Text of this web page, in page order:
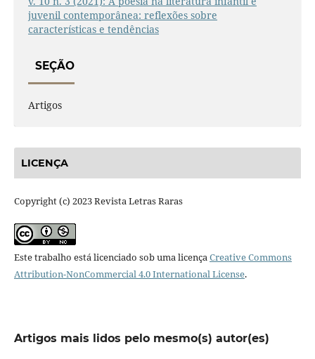
juvenil contemporânea: reflexões sobre
características e tendências
SEÇÃO
Artigos
LICENÇA
Copyright (c) 2023 Revista Letras Raras
Este trabalho está licenciado sob uma licençaCreative Commons
Attribution-NonCommercial 4.0 International License.
Artigos mais lidos pelo mesmo(s) autor(es)